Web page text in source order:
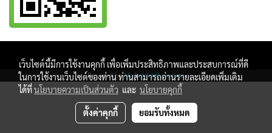
Copy right by www.thaimartonline.com
Powered byMakeWebEasy.com
เว็บไซต์นี้มีการใช้งานคุกกี้ เพื่อเพิ่มประสิทธิภาพและประสบการณ์ที่ดี
ในการใช้งานเว็บไซต์ของท่าน ท่านสามารถอ่านรายละเอียดเพิ่มเติม
ได้ที่นโยบายความเป็นส่วนตัว และ นโยบายคุกกี้
ตั้งค่าคุกกี้ ยอมรับทั้งหมด